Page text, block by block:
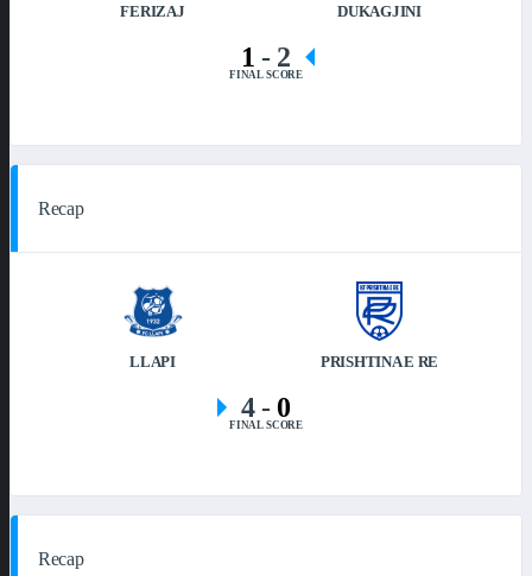
FERIZAJ DUKAGJINI
1- 2
FINAL SCORE
Recap
LLAPI PRISHTINA E RE
4- 0
FINAL SCORE
Recap